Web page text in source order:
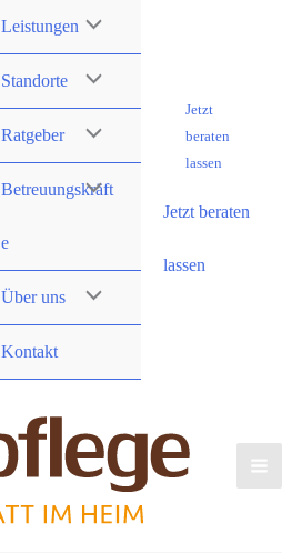
Leistungen
Standorte
Ratgeber
Betreuungskräft
e
Über uns
Kontakt
Jetzt
beraten
lassen
Jetzt beraten
lassen